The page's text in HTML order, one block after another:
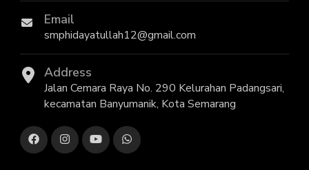
Email
smphidayatullah12@gmail.com
Address
Jalan Cemara Raya No. 290 Kelurahan Padangsari,
kecamatan Banyumanik, Kota Semarang